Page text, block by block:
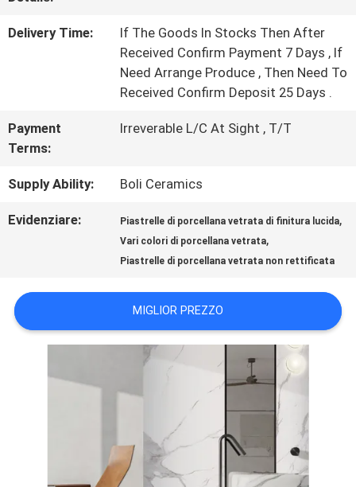
CONTATTACI
PREVENTIVO
MAPPA
DEL
POLITICA
PRIVACY
Delivery Time:
If The Goods In Stocks Then After
Received Confirm Payment 7 Days , If
Need Arrange Produce , Then Need To
Received Confirm Deposit 25 Days .
Payment
Terms:
Irreverable L/C At Sight , T/T
Supply Ability: Boli Ceramics
Evidenziare: Piastrelle di porcellana vetrata di finitura lucida,
Vari colori di porcellana vetrata,
Piastrelle di porcellana vetrata non rettificata
MIGLIOR PREZZO